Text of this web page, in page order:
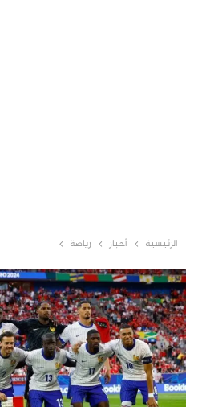
الرئيسية أخبار رياضة